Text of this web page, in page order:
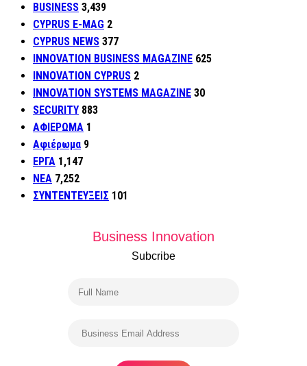
BUSINESS 3,439
CYPRUS E-MAG 2
CYPRUS NEWS 377
INNOVATION BUSINESS MAGAZINE 625
INNOVATION CYPRUS 2
INNOVATION SYSTEMS MAGAZINE 30
SECURITY 883
ΑΦΙΕΡΩΜΑ 1
Αφιέρωμα 9
ΕΡΓΑ 1,147
ΝΕΑ 7,252
ΣΥΝΤΕΝΤΕΥΞΕΙΣ 101
Business Innovation
Subcribe